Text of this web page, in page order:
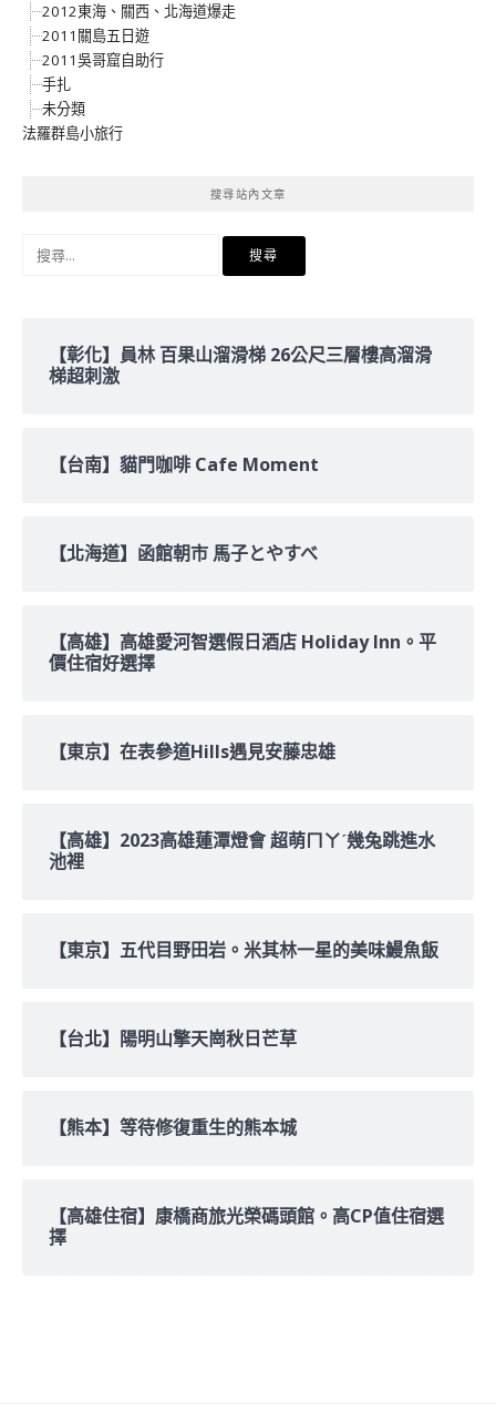
2012東海、關西、北海道爆走
2011關島五日遊
2011吳哥窟自助行
手扎
未分類
法羅群島小旅行
搜尋站內文章
【彰化】員林 百果山溜滑梯 26公尺三層樓高溜滑
梯超刺激
【台南】貓門咖啡 Cafe Moment
【北海道】函館朝市 馬子とやすべ
【高雄】高雄愛河智選假日酒店 Holiday Inn。平
價住宿好選擇
【東京】在表參道Hills遇見安藤忠雄
【高雄】2023高雄蓮潭燈會 超萌ㄇㄚˊ幾兔跳進水
池裡
【東京】五代目野田岩。米其林一星的美味鰻魚飯
【台北】陽明山擎天崗秋日芒草
【熊本】等待修復重生的熊本城
【高雄住宿】康橋商旅光榮碼頭館。高CP值住宿選
擇